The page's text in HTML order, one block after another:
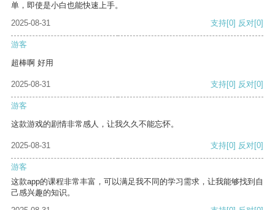
单，即使是小白也能快速上手。
2025-08-31
支持[0] 反对[0]
游客
超棒啊 好用
2025-08-31 支持[0] 反对[0]
游客
这款游戏的剧情非常感人，让我久久不能忘怀。
2025-08-31 支持[0] 反对[0]
游客
这款app的课程非常丰富，可以满足我不同的学习需求，让我能够找到自
己感兴趣的知识。